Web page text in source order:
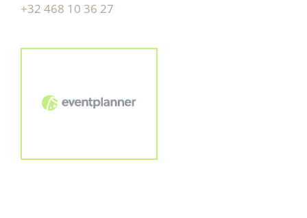
+32 468 10 36 27